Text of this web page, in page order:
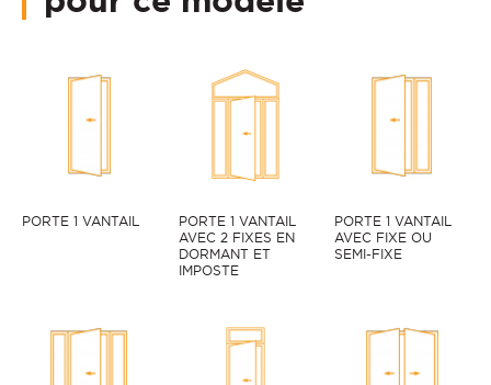
PORTE 1 VANTAIL
PORTE 1 VANTAIL
AVEC 2 FIXES EN
DORMANT ET
IMPOSTE
PORTE 1 VANTAIL
AVEC FIXE OU
SEMI-FIXE